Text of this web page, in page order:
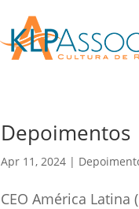
Depoimentos
Apr 11, 2024 |
CEO América